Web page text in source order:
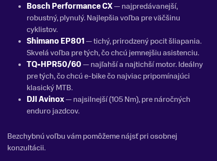
Bosch Performance CX— najpredávanejší,
robustný, plynulý. Najlepšia voľba pre väčšinu
cyklistov.
Shimano EP801— tichý, prirodzený pocit šliapania.
Skvelá voľba pre tých, čo chcú jemnejšiu asistenciu.
TQ-HPR50/60— najľahší a najtichší motor. Ideálny
pre tých, čo chcú e-bike čo najviac pripomínajúci
klasický MTB.
DJI Avinox— najsilnejší (105 Nm), pre náročných
enduro jazdcov.
Bezchybnú voľbu vám pomôžeme nájsť pri osobnej
konzultácii.